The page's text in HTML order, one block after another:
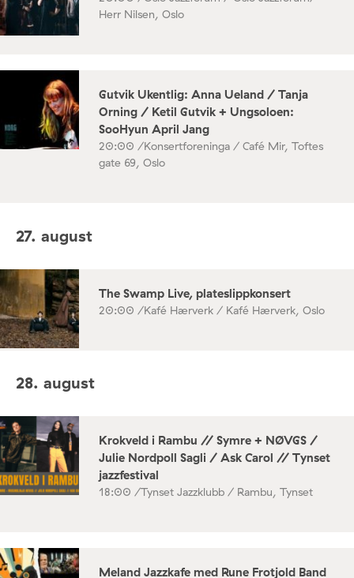
Herr Nilsen, Oslo
Gutvik Ukentlig: Anna Ueland / Tanja
Orning / Ketil Gutvik + Ungsoloen:
SooHyun April Jang
20:00 /Konsertforeninga / Café Mir, Toftes
gate 69, Oslo
27. august
The Swamp Live, plateslippkonsert
20:00 /Kafé Hærverk / Kafé Hærverk, Oslo
28. august
Krokveld i Rambu // Symre + NØVGS /
Julie Nordpoll Sagli / Ask Carol // Tynset
jazzfestival
18:00 /Tynset Jazzklubb / Rambu, Tynset
Meland Jazzkafe med Rune Frotjold Band